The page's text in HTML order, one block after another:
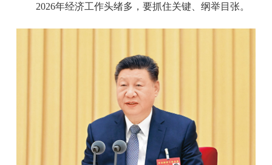
2026年经济工作头绪多，要抓住关键、纲举目张。